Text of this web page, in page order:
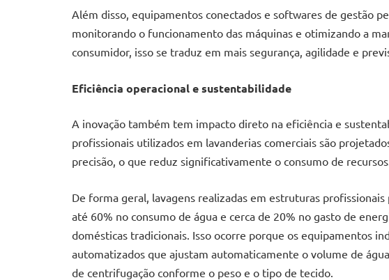
Além disso, equipamentos conectados e softwares de gestão
monitorando o funcionamento das máquinas e otimizando a
consumidor, isso se traduz em mais segurança, agilidade e
Eficiência operacional e sustentabilidade
A inovação também tem impacto direto na eficiência e
profissionais utilizados em lavanderias comerciais são
precisão, o que reduz significativamente o consumo de
De forma geral, lavagens realizadas em estruturas
até 60% no consumo de água e cerca de 20% no gasto de
domésticas tradicionais. Isso ocorre porque os equipamentos
automatizados que ajustam automaticamente o volume de
de centrifugação conforme o peso e o tipo de tecido.